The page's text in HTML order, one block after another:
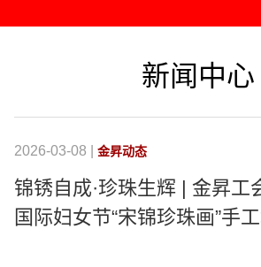
新闻中心
2026-03-08 | 金昇动态
锦锈自成·珍珠生辉 | 金昇工
国际妇女节“宋锦珍珠画”手